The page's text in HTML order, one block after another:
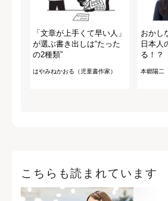
「文章が上手くて早い人」
が選ぶ書き出しは“たった
の2種類”
はやみねかおる（児童書作家）
おかし
日本人
る！？
本郷陽二
こちらも読まれています